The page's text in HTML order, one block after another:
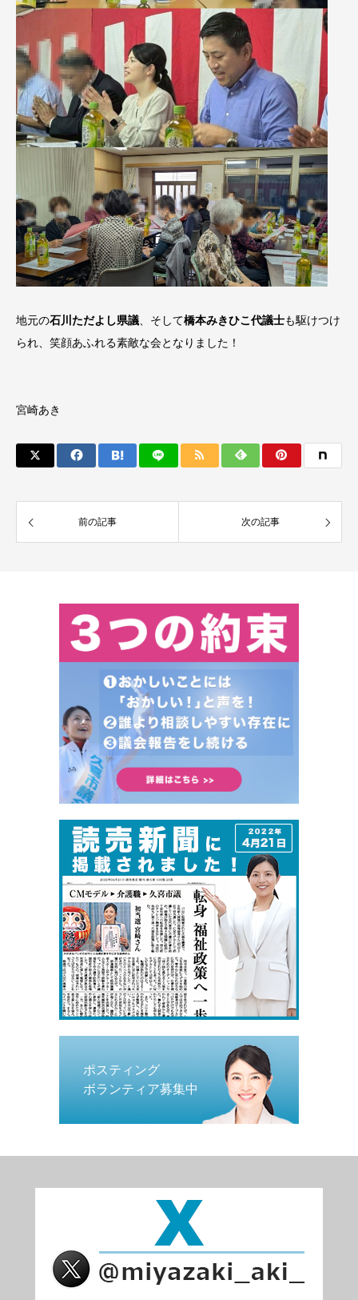
地元の石川ただよし県議 、そして橋本みきひこ代議士も駆けつけ
られ、笑顔あふれる素敵な会となりました！
宮崎あき
前の記事 次の記事
ポスティング
ボランティア募集中